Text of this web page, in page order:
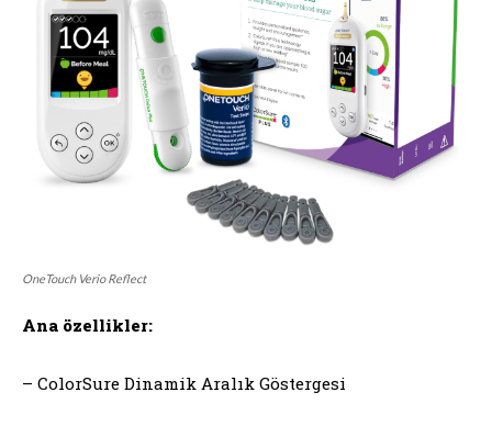
OneTouch Verio Reflect
Ana özellikler:
– ColorSure Dinamik Aralık Göstergesi